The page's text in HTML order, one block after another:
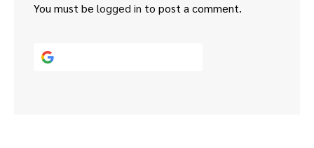
You must be logged in to post a comment.